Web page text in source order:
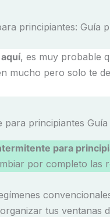
principiantes: Guía
, es muy probable
mucho pero solo te
para
por completo las
tus ventanas